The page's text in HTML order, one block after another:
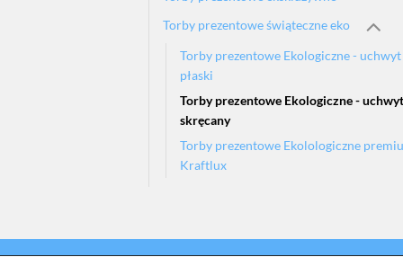
Torby prezentowe świąteczne eko
Torby prezentowe Ekologiczne - uchwyt
płaski
Torby prezentowe Ekologiczne - uchwyt
skręcany
Torby prezentowe Ekolologiczne
Kraftlux